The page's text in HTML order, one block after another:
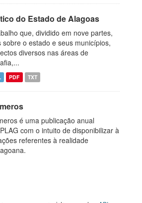
do Estado de Alagoas
que, dividido em nove partes,
sobre o estado e seus municípios,
diversos nas áreas de
PDF TXT
é uma publicação anual
com o intuito de disponibilizar à
referentes à realidade